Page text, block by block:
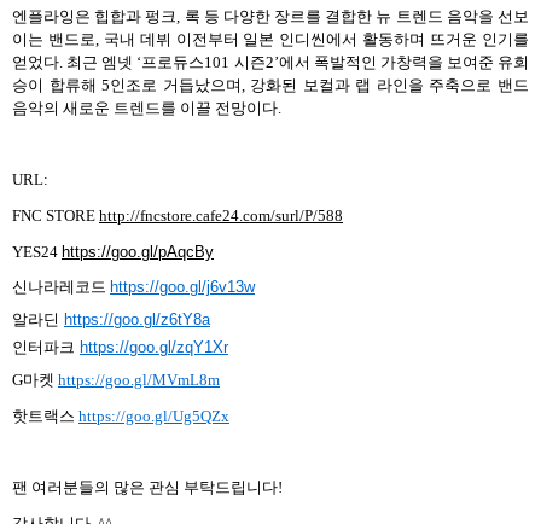
엔플라잉은 힙합과 펑크
록 등 다양한 장르를 결합한 뉴 트렌드 음악을 선보
이는 밴드로
국내 데뷔 이전부터 일본 인디씬에서 활동하며 뜨거운 인기를
얻었다 최근 엠넷 ‘프로듀스101 시즌2’에서 폭발적인 가창력을 보여준 유회
승이 합류해 5인조로 거듭났으며
강화된 보컬과 랩 라인을 주축으로 밴드
음악의 새로운 트렌드를 이끌 전망이다
URL:
FNC STORE http://fncstore.cafe24.com/surl/P/588
YES24 https://goo.gl/pAqcBy
신나라레코드 https://goo.gl/j6v13w
알라딘 https://goo.gl/z6tY8a
인터파크 https://goo.gl/zqY1Xr
G마켓 https://goo.gl/MVmL8m
핫트랙스 https://goo.gl/Ug5QZx
팬 여러분들의 많은 관심 부탁드립니다!